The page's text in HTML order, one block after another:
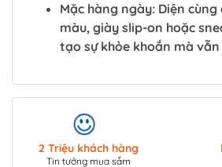
Mặc hàng ngày: Diện
màu, giày slip-on hoặc
tạo sự khỏe khoắn mà
2 Triệu khách hàng
Tin tưởng mua sắm